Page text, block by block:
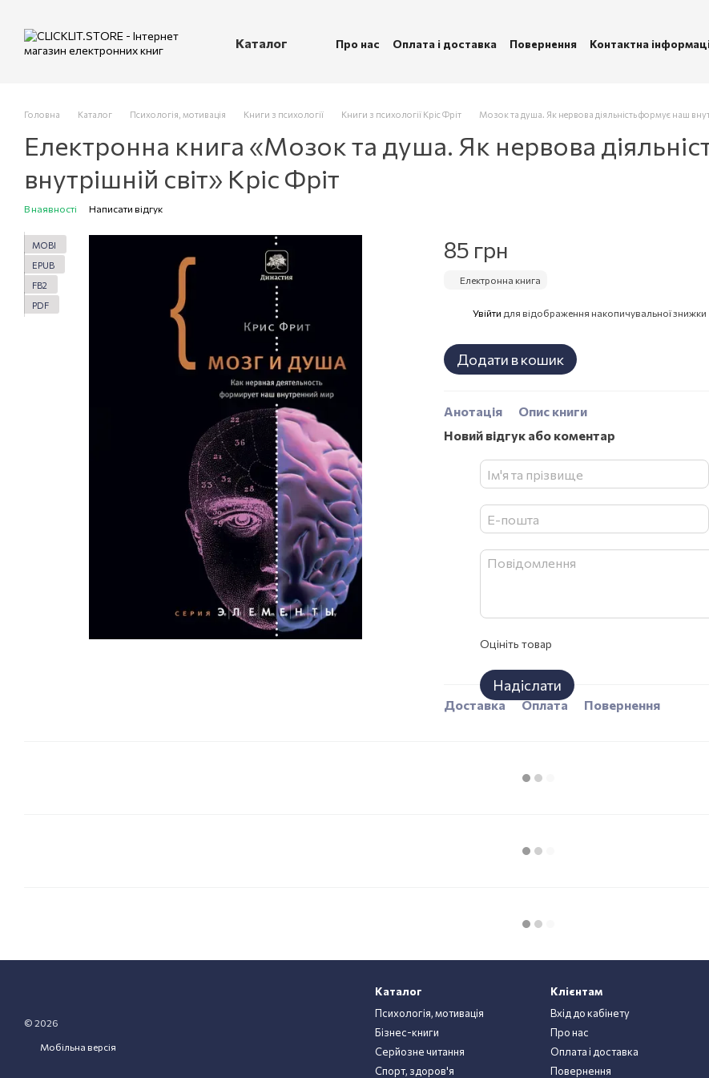
Каталог Про нас Оплата і доставка Повернення
Контактна
Головна Каталог Психологія, мотивація Книги з психології Книги з психології Кріс Фріт Мозок та душа. Як нервова діяльність формує наш
Електронна книга «Мозок та душа. Як нервова
внутрішній світ» Кріс Фріт
В наявності Написати відгук
MOBI
EPUB
FB2
PDF
85 грн
Електронна книга
Увійти для відображення накопичувальної знижки
Додати в кошик
Анотація
Опис книги
Новий відгук або коментар
Оцініть товар
Надіслати
Доставка Оплата Повернення
© 2026
Мобільна версія
Каталог
Психологія, мотивація
Бізнес-книги
Серйозне читання
Спорт, здоров'я
Клієнтам
Вхід до кабінету
Про нас
Оплата і доставка
Повернення